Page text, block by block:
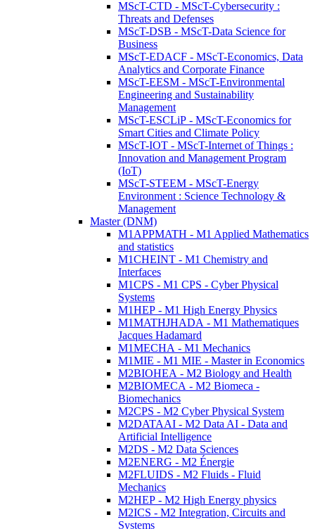
MScT-CTD - MScT-Cybersecurity :
Threats and Defenses
MScT-DSB - MScT-Data Science for
Business
MScT-EDACF - MScT-Economics, Data
Analytics and Corporate Finance
MScT-EESM - MScT-Environmental
Engineering and Sustainability
Management
MScT-ESCLiP - MScT-Economics for
Smart Cities and Climate Policy
MScT-IOT - MScT-Internet of Things :
Innovation and Management Program
(IoT)
MScT-STEEM - MScT-Energy
Environment : Science Technology &
Management
Master (DNM)
M1APPMATH - M1 Applied Mathematics
and statistics
M1CHEINT - M1 Chemistry and
Interfaces
M1CPS - M1 CPS - Cyber Physical
Systems
M1HEP - M1 High Energy Physics
M1MATHJHADA - M1 Mathematiques
Jacques Hadamard
M1MECHA - M1 Mechanics
M1MIE - M1 MIE - Master in Economics
M2BIOHEA - M2 Biology and Health
M2BIOMECA - M2 Biomeca -
Biomechanics
M2CPS - M2 Cyber Physical System
M2DATAAI - M2 Data AI - Data and
Artificial Intelligence
M2DS - M2 Data Sciences
M2ENERG - M2 Énergie
M2FLUIDS - M2 Fluids - Fluid
Mechanics
M2HEP - M2 High Energy physics
M2ICS - M2 Integration, Circuits and
Systems